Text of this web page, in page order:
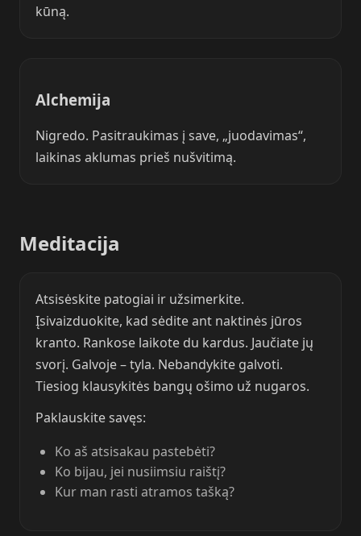
kūną.
Alchemija
Nigredo. Pasitraukimas į save, „juodavimas“,
laikinas aklumas prieš nušvitimą.
Meditacija
Atsisėskite patogiai ir užsimerkite.
Įsivaizduokite, kad sėdite ant naktinės jūros
kranto. Rankose laikote du kardus. Jaučiate jų
svorį. Galvoje – tyla. Nebandykite galvoti.
Tiesiog klausykitės bangų ošimo už nugaros.
Paklauskite savęs:
Ko aš atsisakau pastebėti?
Ko bijau, jei nusiimsiu raištį?
Kur man rasti atramos tašką?